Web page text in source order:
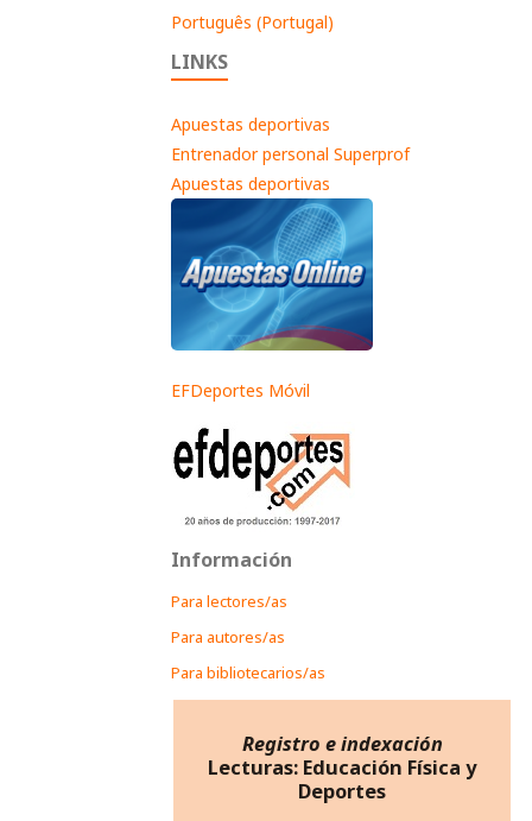
Português (Portugal)
LINKS
Apuestas deportivas
Entrenador personal Superprof
Apuestas deportivas
EFDeportes Móvil
Información
Para lectores/as
Para autores/as
Para bibliotecarios/as
Registro e indexación
Lecturas: Educación Física y
Deportes